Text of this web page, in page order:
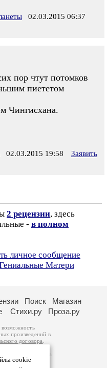
02.03.2015 06:37
пор чтут потомков
пиететом
Чингисхана.
02.03.2015 19:58
Заявить
2 рецензии, здесь
- в полном
личное сообщение
Матери
cookie
Поиск
Магазин
Стихи.ру Проза.ру
возможность
произведений в
договора
авторам
возможна
вы можете